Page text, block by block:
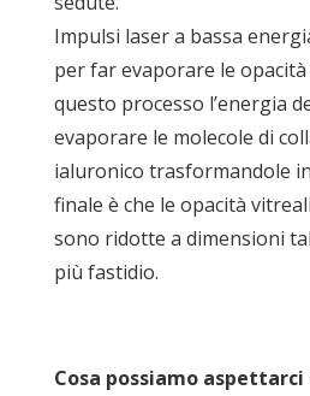
Impulsi laser a bassa
per far evaporare le
questo processo l’energia
evaporare le molecole di
ialuronico trasformandole
finale è che le opacità
sono ridotte a dimensioni
più fastidio.
Cosa possiamo